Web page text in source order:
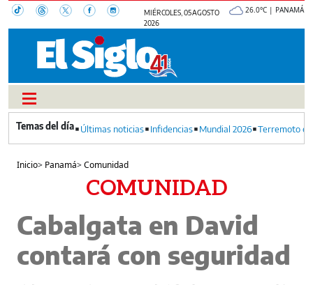
MIÉRCOLES, 05 AGOSTO
2026
26.0°C | PANAMÁ
Últimas noticias Infidencias Mundial 2026 Terremoto
Inicio> Panamá>Comunidad
COMUNIDAD
Cabalgata en David
contará con seguridad